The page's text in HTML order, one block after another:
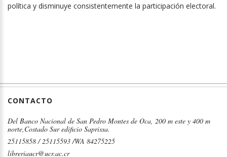
política y disminuye consistentemente la participación electoral.
CONTACTO
Del Banco Nacional de San Pedro Montes de Oca, 200 m este y 400 m
norte,Costado Sur edificio Saprissa.
25115858 / 25115593 /WA 84275225
libreriaucr@ucr.ac.cr